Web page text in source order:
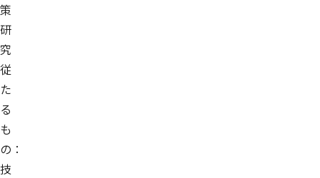
策
研
究
従
た
る
も
の：
技